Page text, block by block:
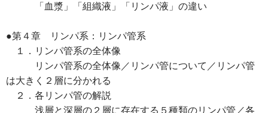
「血漿」「組織液」「リンパ液」の違い
●第４章 リンパ系：リンパ管系
１．リンパ管系の全体像
リンパ管系の全体像／リンパ管について／リンパ管
は大きく２層に分かれる
２．各リンパ管の解説
浅層と深層の２層に存在する５種類のリンパ管／各